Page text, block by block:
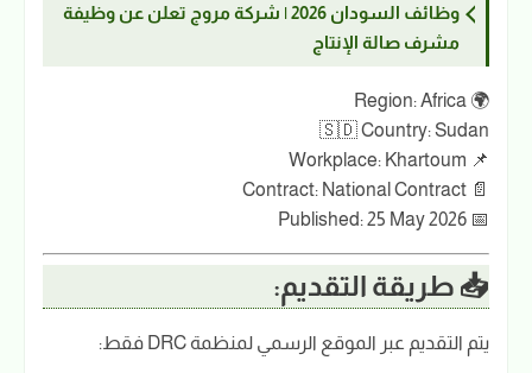
وظائف السودان 2026 | شركة مروج تعلن عن وظيفة
مشرف صالة الإنتاج
🌍 Region: Africa
🇸🇩 Country: Sudan
📌 Workplace: Khartoum
📄 Contract: National Contract
📅 Published: 25 May 2026
📥 طريقة التقديم:
يتم التقديم عبر الموقع الرسمي لمنظمة DRC فقط: